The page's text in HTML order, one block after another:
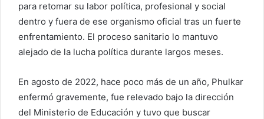
r
ó
n
c
o
para retomar su labor política, profesional y social
dentro y fuera de ese organismo oficial tras un fuerte
enfrentamiento. El proceso sanitario lo mantuvo
alejado de la lucha política durante largos meses.
En agosto de 2022, hace poco más de un año, Phulkar
enfermó gravemente, fue relevado bajo la dirección
del Ministerio de Educación y tuvo que buscar